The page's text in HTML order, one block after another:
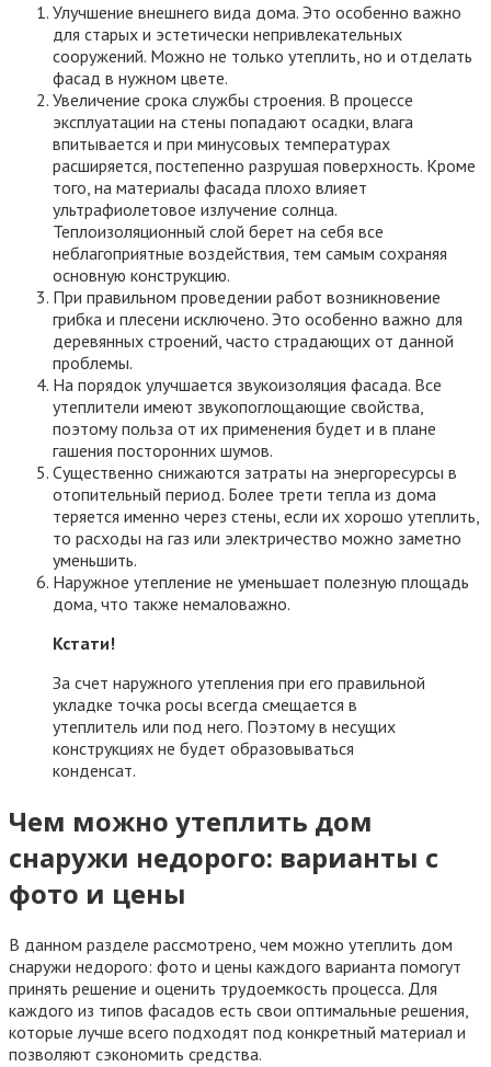
Улучшение внешнего вида дома. Это особенно важно
для старых и эстетически непривлекательных
сооружений. Можно не только утеплить, но и отделать
фасад в нужном цвете.
Увеличение срока службы строения. В процессе
эксплуатации на стены попадают осадки, влага
впитывается и при минусовых температурах
расширяется, постепенно разрушая поверхность. Кроме
того, на материалы фасада плохо влияет
ультрафиолетовое излучение солнца.
Теплоизоляционный слой берет на себя все
неблагоприятные воздействия, тем самым сохраняя
основную конструкцию.
При правильном проведении работ возникновение
грибка и плесени исключено. Это особенно важно для
деревянных строений, часто страдающих от данной
проблемы.
На порядок улучшается звукоизоляция фасада. Все
утеплители имеют звукопоглощающие свойства,
поэтому польза от их применения будет и в плане
гашения посторонних шумов.
Существенно снижаются затраты на энергоресурсы в
отопительный период. Более трети тепла из дома
теряется именно через стены, если их хорошо утеплить,
то расходы на газ или электричество можно заметно
уменьшить.
Наружное утепление не уменьшает полезную площадь
дома, что также немаловажно.
Кстати!
За счет наружного утепления при его правильной
укладке точка росы всегда смещается в
утеплитель или под него. Поэтому в несущих
конструкциях не будет образовываться
конденсат.
Чем можно утеплить дом
снаружи недорого: варианты с
фото и цены
В данном разделе рассмотрено, чем можно утеплить дом
снаружи недорого: фото и цены каждого варианта помогут
принять решение и оценить трудоемкость процесса. Для
каждого из типов фасадов есть свои оптимальные решения,
которые лучше всего подходят под конкретный материал и
позволяют сэкономить средства.